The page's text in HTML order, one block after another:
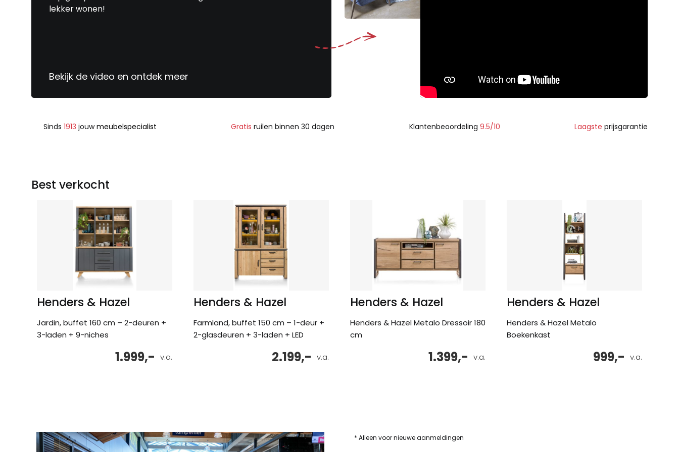
lekker wonen!
Bekijk de video en ontdek meer
Sinds 1913 jouwmeubelspecialist Gratis ruilen binnen 30 dagen Klantenbeoordeling 9.5/10 Laagste prijsgarantie
Best verkocht
Henders & Hazel
Jardin, buffet 160 cm – 2-deuren +
3-laden + 9-niches
v.a.
1.999,-
Henders & Hazel
Farmland, buffet 150 cm – 1-deur +
2-glasdeuren + 3-laden + LED
v.a.
2.199,-
Henders & Hazel
Henders & Hazel Metalo Dressoir 180
cm
v.a.
1.399,-
Henders & Hazel
Henders & Hazel Metalo
Boekenkast
v.a.
999,-
* Alleen voor nieuwe aanmeldingen